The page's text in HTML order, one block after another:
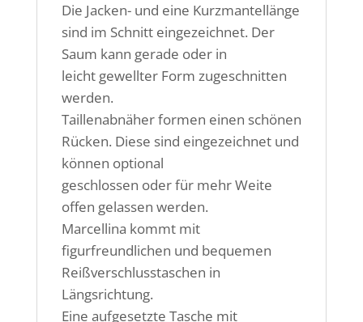
Die Jacken- und eine Kurzmantellänge
sind im Schnitt eingezeichnet. Der
Saum kann gerade oder in
leicht gewellter Form zugeschnitten
werden.
Taillenabnäher formen einen schönen
Rücken. Diese sind eingezeichnet und
können optional
geschlossen oder für mehr Weite
offen gelassen werden.
Marcellina kommt mit
figurfreundlichen und bequemen
Reißverschlusstaschen in
Längsrichtung.
Eine aufgesetzte Tasche mit